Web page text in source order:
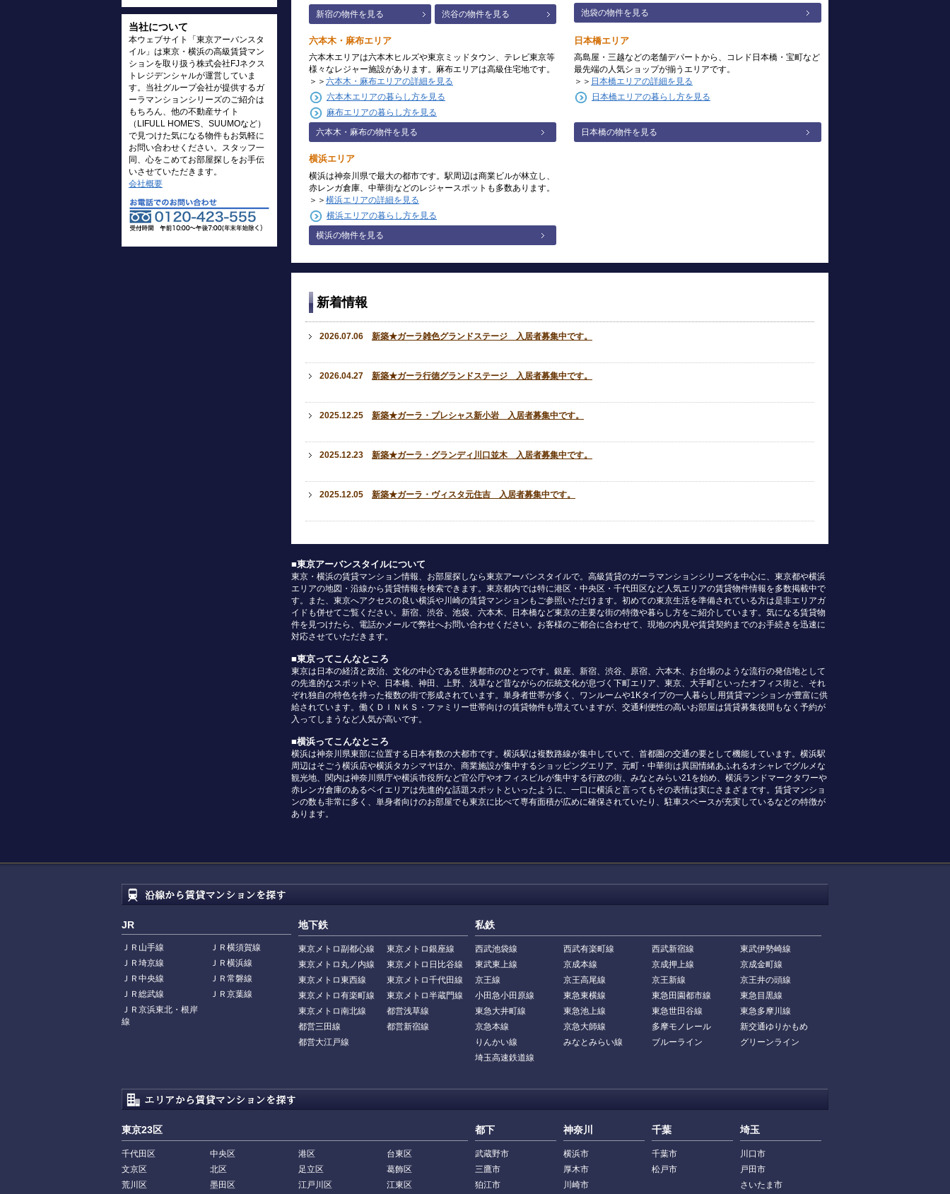
当社について
本ウェブサイト「東京アーバンスタ
イル」は東京・横浜の高級賃貸マン
ションを取り扱う株式会社FJネクス
トレジデンシャルが運営していま
す。当社グループ会社が提供するガ
ーラマンションシリーズのご紹介は
もちろん、他の不動産サイト
（LIFULL HOME'S、SUUMOなど）
で見つけた気になる物件もお気軽に
お問い合わせください。スタッフ一
同、心をこめてお部屋探しをお手伝
いさせていただきます。
会社概要
新宿の物件を見る 渋谷の物件を見る
池袋の物件を見る
六本木・麻布エリア
六本木エリアは六本木ヒルズや東京ミッドタウン、テレビ東京等
様々なレジャー施設があります。麻布エリアは高級住宅地です。
＞＞ 六本木・麻布エリアの詳細を見る
六本木エリアの暮らし方を見る
麻布エリアの暮らし方を見る
六本木・麻布の物件を見る
日本橋エリア
高島屋・三越などの老舗デパートから、コレド日本橋・宝町など
最先端の人気ショップが揃うエリアです。
＞＞ 日本橋エリアの詳細を見る
日本橋エリアの暮らし方を見る
日本橋の物件を見る
横浜エリア
横浜は神奈川県で最大の都市です。駅周辺は商業ビルが林立し、
赤レンガ倉庫、中華街などのレジャースポットも多数あります。
＞＞ 横浜エリアの詳細を見る
横浜エリアの暮らし方を見る
横浜の物件を見る
新着情報
2026.07.06 新築★ガーラ雑色グランドステージ 入居者募集中です。
2026.04.27 新築★ガーラ行徳グランドステージ 入居者募集中です。
2025.12.25 新築★ガーラ・プレシャス新小岩 入居者募集中です。
2025.12.23 新築★ガーラ・グランディ川口並木 入居者募集中です。
2025.12.05 新築★ガーラ・ヴィスタ元住吉 入居者募集中です。
■東京アーバンスタイルについて
東京・横浜の賃貸マンション情報、お部屋探しなら東京アーバンスタイルで。高級賃貸のガーラマンションシリーズを中心に、東京都や横浜
エリアの地図・沿線から賃貸情報を検索できます。東京都内では特に港区・中央区・千代田区など人気エリアの賃貸物件情報を多数掲載中で
す。また、東京へアクセスの良い横浜や川崎の賃貸マンションもご参照いただけます。初めての東京生活を準備されている方は是非エリアガ
イドも併せてご覧ください。新宿、渋谷、池袋、六本木、日本橋など東京の主要な街の特徴や暮らし方をご紹介しています。気になる賃貸物
件を見つけたら、電話かメールで弊社へお問い合わせください。お客様のご都合に合わせて、現地の内見や賃貸契約までのお手続きを迅速に
対応させていただきます。
■東京ってこんなところ
東京は日本の経済と政治、文化の中心である世界都市のひとつです。銀座、新宿、渋谷、原宿、六本木、お台場のような流行の発信地として
の先進的なスポットや、日本橋、神田、上野、浅草など昔ながらの伝統文化が息づく下町エリア、東京、大手町といったオフィス街と、それ
ぞれ独自の特色を持った複数の街で形成されています。単身者世帯が多く、ワンルームや1Kタイプの一人暮らし用賃貸マンションが豊富に供
給されています。働くＤＩＮＫＳ・ファミリー世帯向けの賃貸物件も増えていますが、交通利便性の高いお部屋は賃貸募集後間もなく予約が
入ってしまうなど人気が高いです。
■横浜ってこんなところ
横浜は神奈川県東部に位置する日本有数の大都市です。横浜駅は複数路線が集中していて、首都圏の交通の要として機能しています。横浜駅
周辺はそごう横浜店や横浜タカシマヤほか、商業施設が集中するショッピングエリア、元町・中華街は異国情緒あふれるオシャレでグルメな
観光地、関内は神奈川県庁や横浜市役所など官公庁やオフィスビルが集中する行政の街、みなとみらい21を始め、横浜ランドマークタワーや
赤レンガ倉庫のあるベイエリアは先進的な話題スポットといったように、一口に横浜と言ってもその表情は実にさまざまです。賃貸マンショ
ンの数も非常に多く、単身者向けのお部屋でも東京に比べて専有面積が広めに確保されていたり、駐車スペースが充実しているなどの特徴が
あります。
JR
ＪＲ山手線
ＪＲ横須賀線
ＪＲ埼京線
ＪＲ横浜線
ＪＲ中央線
ＪＲ常磐線
ＪＲ総武線
ＪＲ京葉線
ＪＲ京浜東北・根岸
線
地下鉄
東京メトロ副都心線
東京メトロ銀座線
東京メトロ丸ノ内線
東京メトロ日比谷線
東京メトロ東西線
東京メトロ千代田線
東京メトロ有楽町線
東京メトロ半蔵門線
東京メトロ南北線
都営浅草線
都営三田線
都営新宿線
都営大江戸線
私鉄
西武池袋線 西武有楽町線 西武新宿線
東武伊勢崎線
東武東上線
京成本線 京成押上線
京成金町線
京王線
京王高尾線 京王新線
京王井の頭線
小田急小田原線
東急東横線 東急田園都市線
東急目黒線
東急大井町線
東急池上線 東急世田谷線
東急多摩川線
京急本線
京急大師線 多摩モノレール
新交通ゆりかもめ
りんかい線
みなとみらい線 ブルーライン
グリーンライン
埼玉高速鉄道線
東京23区
千代田区 中央区 港区
台東区
文京区
北区 足立区
葛飾区
荒川区
墨田区 江戸川区 江東区
都下
武蔵野市
三鷹市
狛江市
神奈川
横浜市
厚木市
川崎市
千葉
千葉市
松戸市
埼玉
川口市
戸田市
さいたま市